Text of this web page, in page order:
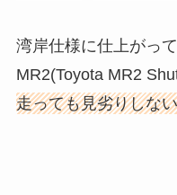
湾岸仕様に仕上がっ
MR2(Toyota MR2
走っても見劣りしな